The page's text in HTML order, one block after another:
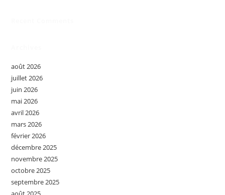
août 2026
juillet 2026
juin 2026
mai 2026
avril 2026
mars 2026
février 2026
décembre 2025
novembre 2025
octobre 2025
septembre 2025